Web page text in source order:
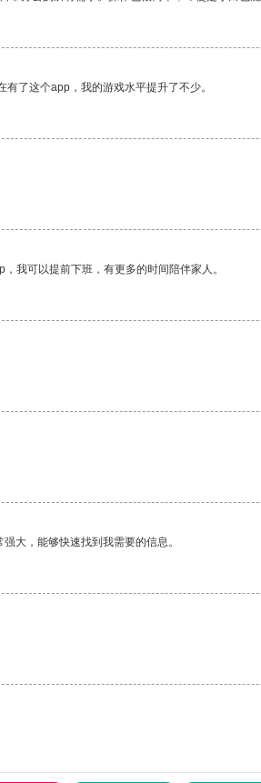
了这个app，我的游戏水平提升了不少。
我可以提前下班，有更多的时间陪伴家人。
大，能够快速找到我需要的信息。